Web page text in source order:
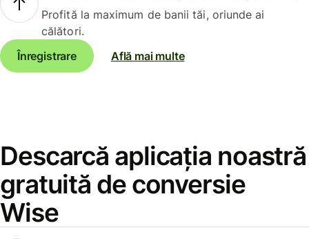
Profită la maximum de banii tăi, oriunde ai
călători.
Înregistrare
Află mai multe
Descarcă aplicația noastră
gratuită de conversie
Wise